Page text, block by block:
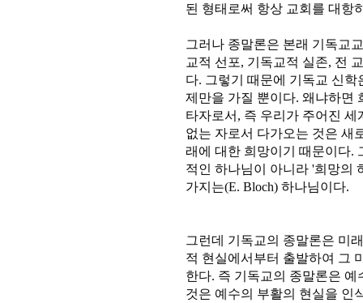
된 형태로써 항상 교회를 대항
그러나 종말론은 본래 기독교
교적 선포, 기독교적 실존, 전
다. 그렇기 때문에 기독교 신
제만을 가질 뿐이다. 왜냐하면
타자로서, 즉 우리가 주어진
없는 자로서 다가오는 것은 새
래에 대한 희망이기 때문이다.
적인 하나님이 아니라 '희망의
가지는(E. Bloch) 하나님이다.
그런데 기독교의 종말론은 미
적 현실에서부터 출발하여 그
한다. 즉 기독교의 종말론은
것은 예수의 부활의 현실을 인